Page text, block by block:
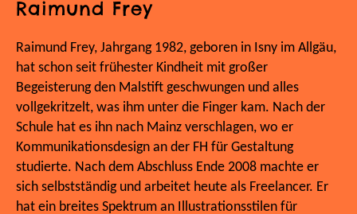
Raimund Frey
Raimund Frey, Jahrgang 1982, geboren in Isny im Allgäu,
hat schon seit frühester Kindheit mit großer
Begeisterung den Malstift geschwungen und alles
vollgekritzelt, was ihm unter die Finger kam. Nach der
Schule hat es ihn nach Mainz verschlagen, wo er
Kommunikationsdesign an der FH für Gestaltung
studierte. Nach dem Abschluss Ende 2008 machte er
sich selbstständig und arbeitet heute als Freelancer. Er
hat ein breites Spektrum an Illustrationsstilen für